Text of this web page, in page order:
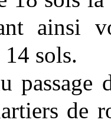
ainsi
sols.
passage
de